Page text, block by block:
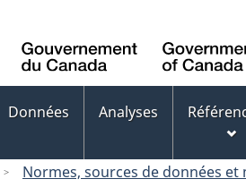
Données Analyses
Normes, sources de données et